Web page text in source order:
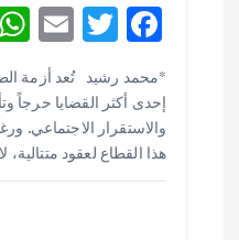
F
e
b
o
T
w
it
te
r
E
m
ai
l
*محمد رشيد تُعد أزمة
إحدى أكثر القضايا حرجاً
والاستقرار الاجتماعي.
هذا القطاع لعقود متتالية،
ثقافة وفنون
اختتام ورشة السينوغرافيا في
أغسطس 3, 2026